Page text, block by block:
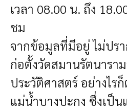
เวลา 08.00 น. ถึง
ชม
จากข้อมูลที่มีอยู่ ไม่ปร
ก่อตั้งวัดสมานรัตนารา
ประวัติศาสตร์ อย่างไร
แม่น้ำบางปะกง ซึ่งเป็